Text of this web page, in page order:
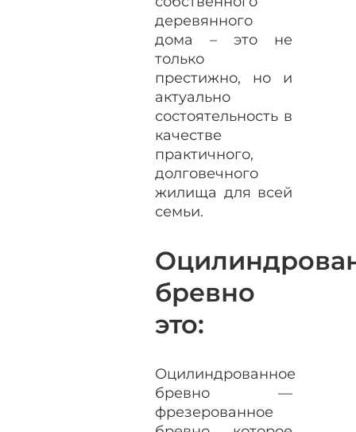
деревянного
дома – это не
только
престижно, но и
актуально
состоятельность в
качестве
практичного,
долговечного
жилища для всей
семьи.
бревно
это:
Оцилиндрованное
бревно —
фрезерованное